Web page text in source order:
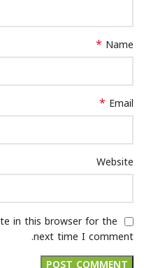
Name
*
Email
*
Website
in this browser for the
next time I comment.